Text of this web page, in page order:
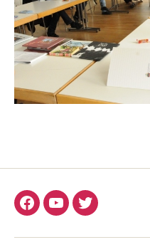
Facebook
YouTubeTwitter